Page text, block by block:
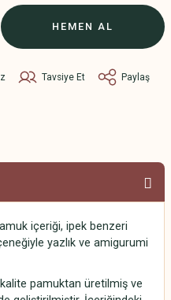
HEMEN AL
Tavsiye Et Paylaş
içeriği, ipek benzeri
yazlık ve amigurumi
pamuktan üretilmiş ve